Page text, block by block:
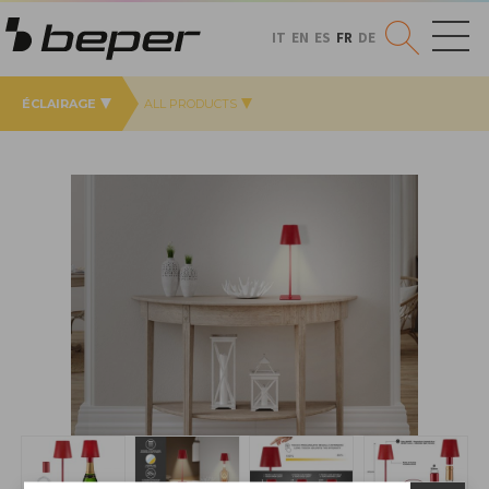
IT EN ES FR DE
ÉCLAIRAGE ALL PRODUCTS